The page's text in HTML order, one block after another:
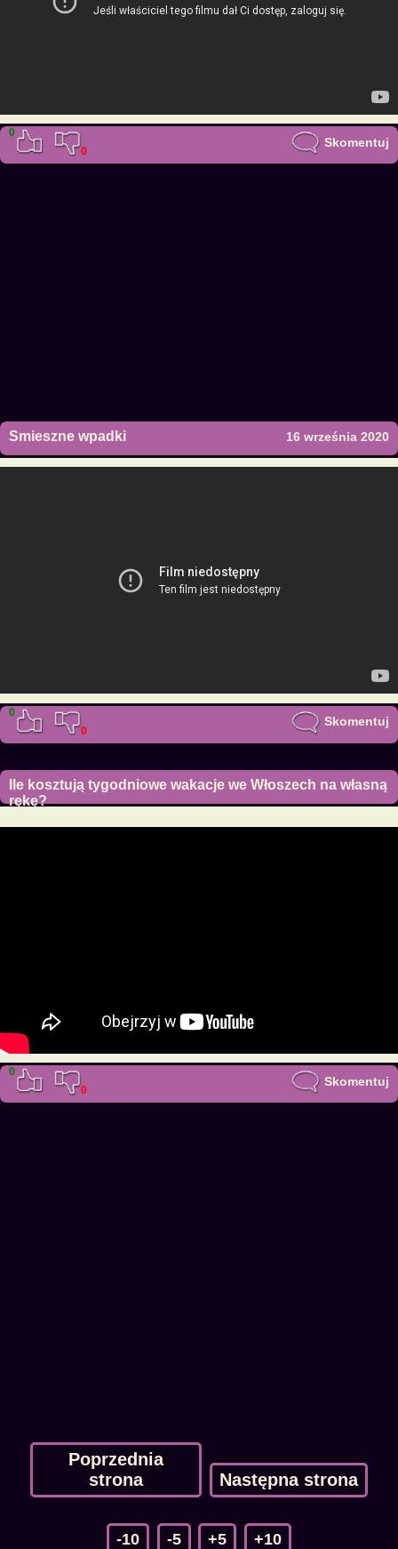
0
0
Skomentuj
Smieszne wpadki 16 września 2020
0
0
Skomentuj
Ile kosztują tygodniowe wakacje we Włoszech na własną
rękę?
0
0
Skomentuj
Poprzednia
strona
Następna strona
-10 -5 +5 +10